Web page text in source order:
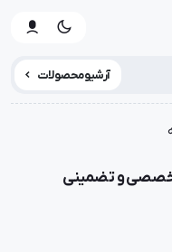
آرشیو محصولات
تخصصی و تضمینی